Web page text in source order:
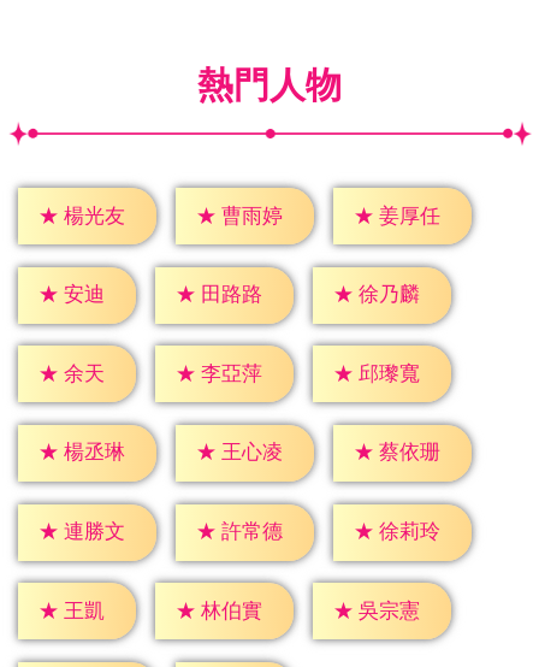
熱門人物
★ 楊光友 ★ 曹雨婷 ★ 姜厚任
★ 安迪 ★ 田路路 ★ 徐乃麟
★ 余天 ★ 李亞萍 ★ 邱瓈寬
★ 楊丞琳 ★ 王心凌 ★ 蔡依珊
★ 連勝文 ★ 許常德 ★ 徐莉玲
★ 王凱 ★ 林伯實 ★ 吳宗憲